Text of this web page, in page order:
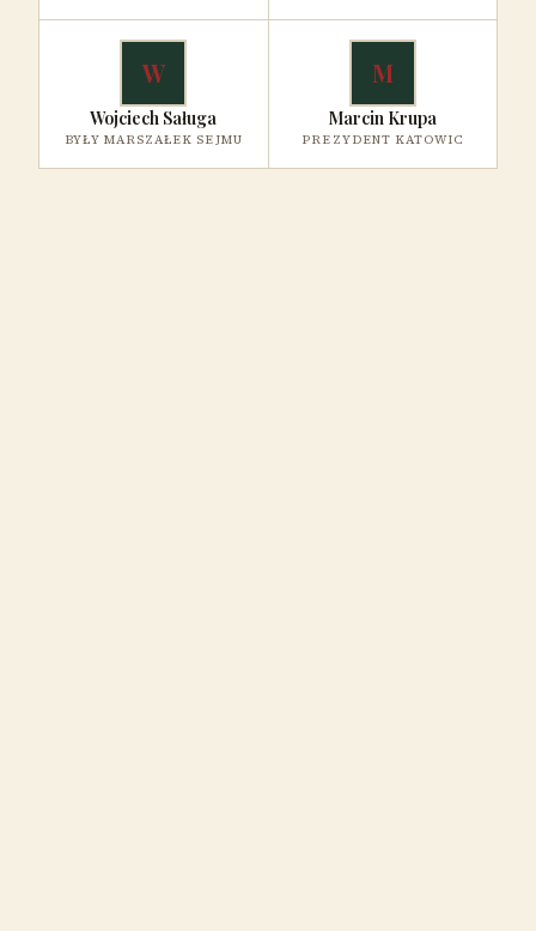
W
Wojciech Saługa
BYŁY MARSZAŁEK SEJMU
M
Marcin Krupa
PREZYDENT KATOWIC